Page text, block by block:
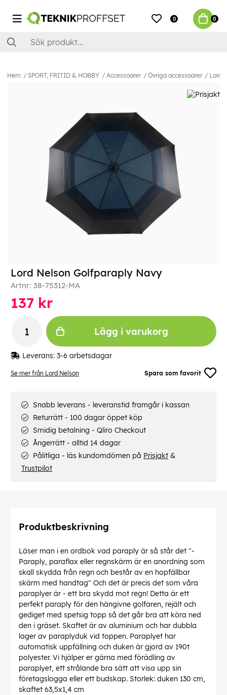
0 0
Hem SPORT, FRITID & HOBBY Accessoarer Övriga accessoarer Lord
Se mer från Lord Nelson Spara som favorit
Lord Nelson Golfparaply Navy
Artnr: 38-75312-MA
137 kr
Lägg i varukorg
Leverans: 3-6 arbetsdagar
Snabb leverans - leveranstid framgår i kassan
Returrätt - 100 dagar öppet köp
Smidig betalning - Qliro Checkout
Ångerrätt - alltid 14 dagar
Pålitliga - läs kundomdömen på Prisjakt &
Trustpilot
Produktbeskrivning
Läser man i en ordbok vad paraply är så står det "-
Paraply, paraflax eller regnskärm är en anordning som
skall skydda från regn och består av en hopfällbar
skärm med handtag" Och det är precis det som våra
paraplyer är - ett bra skydd mot regn! Detta är ett
perfekt paraply för den hängivne golfaren, rejält och
gediget med spetsig topp så det går bra att köra ned
den i gräset. Skaftet är av aluminium och har dubbla
lager av paraplyduk vid toppen. Paraplyet har
automatisk uppfällning och duken är gjord av 190t
polyester. Vi hjälper er gärna med förädling av
paraplyet, ett strålande bra sätt att visa upp sin
företagslogga eller ett budskap. Storlek: duken 130 cm,
skaftet 63,5x1,4 cm